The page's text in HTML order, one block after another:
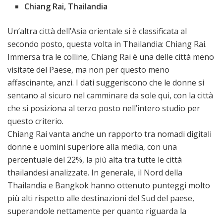
Chiang Rai, Thailandia
Un’altra città dell’Asia orientale si è classificata al
secondo posto, questa volta in Thailandia: Chiang Rai.
Immersa tra le colline, Chiang Rai è una delle città meno
visitate del Paese, ma non per questo meno
affascinante, anzi. I dati suggeriscono che le donne si
sentano al sicuro nel camminare da sole qui, con la città
che si posiziona al terzo posto nell’intero studio per
questo criterio.
Chiang Rai vanta anche un rapporto tra nomadi digitali
donne e uomini superiore alla media, con una
percentuale del 22%, la più alta tra tutte le città
thailandesi analizzate. In generale, il Nord della
Thailandia e Bangkok hanno ottenuto punteggi molto
più alti rispetto alle destinazioni del Sud del paese,
superandole nettamente per quanto riguarda la